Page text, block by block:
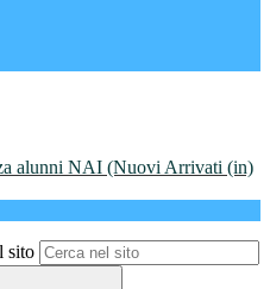
alunni NAI (Nuovi Arrivati (in)
sito